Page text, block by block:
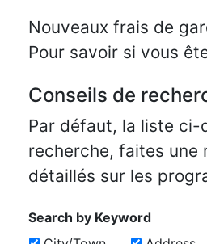
Nouveaux frais de
Pour savoir si vous
Conseils de
Par défaut, la liste ci-
recherche, faites une
détaillés sur les
Search by Keyword